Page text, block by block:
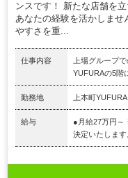
ンスです！ 新たな店舗を
あなたの経験を活かしませ
やすさを重...
仕事内容
上場グループ
YUFURAの5階
勤務地 上本町
給与
●月給27万円～
決定いたしま